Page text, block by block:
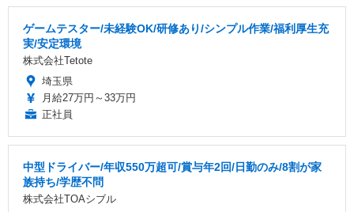
ゲームテスター/未経験OK/研修あり/シンプル作業/福利厚生充
実/安定環境
株式会社Tetote
埼玉県
月給27万円～33万円
正社員
中型ドライバー/年収550万超可/賞与年2回/日勤のみ/8割が家
族持ち/学歴不問
株式会社TOAシブル